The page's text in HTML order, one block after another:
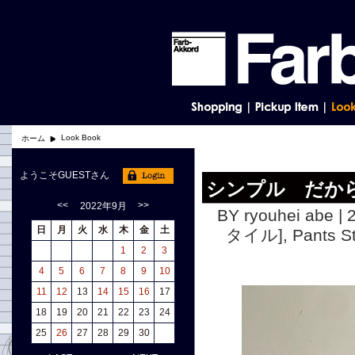
ホーム Look Book
シンプル だか
BY ryouhei abe |
タイル], Pants
ようこそGUESTさん
<< 2022年9月 >>
日 月 火 水 木 金
土
1
2
3
4
5 6 7 8 9
10
11
12 13 14 15 16
17
18
19 20 21 22 23
24
25
26 27 28 29 30